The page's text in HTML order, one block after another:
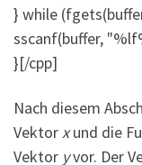
} while
sscanf(buffer,
}[/cpp]
Nach diesem
Vektorxund die
Vektor yvor. Der